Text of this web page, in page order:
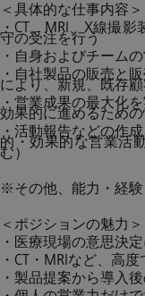
＜具体的な仕事内容＞
・CT、MRI、X線撮
守の受注を行う
・自身およびチーム
・自社製品の販売と
により、新規、既存
・営業成果の最大化
効果的に進めるため
・活動報告などの作
的・効果的な営業活
む）
※その他、能力・経
＜ポジションの魅力＞
・医療現場の意思決
・CT・MRIなど、高
・製品提案から導入